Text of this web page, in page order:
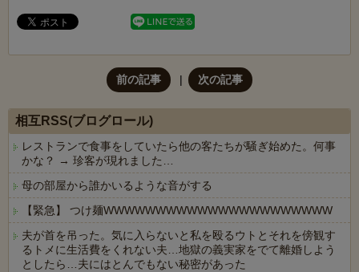
前の記事 次の記事
相互RSS(ブログロール)
レストランで食事をしていたら他の客たちが騒ぎ始めた。何事
かな？ → 珍客が現れました…
母の部屋から誰かいるような音がする
【緊急】 つけ麺WWWWWWWWWWWWWWWWWWWWWW
夫が首を吊った。気に入らないと私を殴るウトとそれを傍観す
るトメに生活費をくれない夫…地獄の義実家をでて離婚しよう
としたら…夫にはとんでもない秘密があった